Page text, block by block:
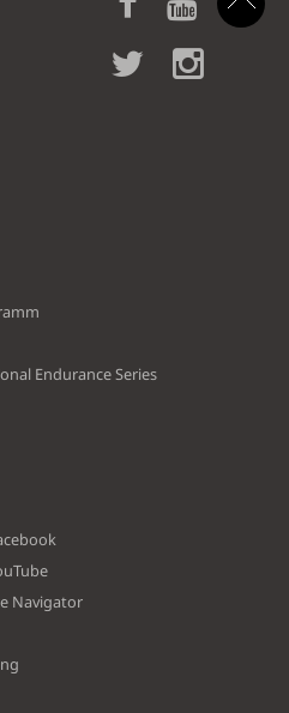
Endurance Series
Navigator